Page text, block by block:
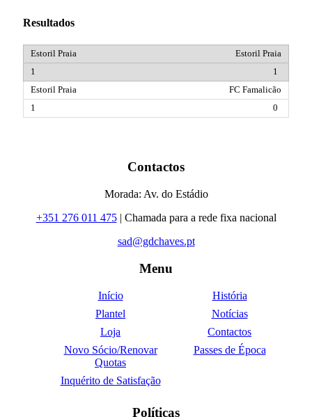
Resultados
Estoril Praia
1
FC Famalicão
0
Contactos
Morada: Av. do Estádio
+351 276 011 475| Chamada para a rede fixa nacional
sad@gdchaves.pt
Menu
Início
História
Plantel
Notícias
Loja
Contactos
Novo Sócio/Renovar
Quotas
Passes de Época
Inquérito de Satisfação
Políticas